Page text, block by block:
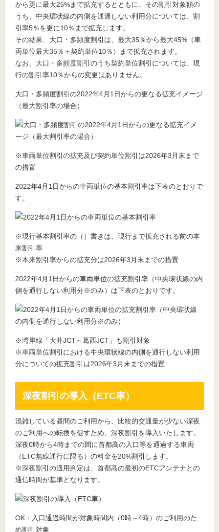
から更に最大25%まで拡充するとともに、その割引対象額の
うち、中央環状線の内側を通過しない利用分については、割
引率5％を更に10％まで拡充します。
その結果、大口・多頻度割引は、最大35％から最大45%（車
両単位最大35％＋契約単位10％）まで拡充されます。
なお、大口・多頻度割引のうち契約単位割引については、現
行の割引率10％からの変更はありません。
大口・多頻度割引の2022年4月1日からの更なる拡充イメージ
（最大割引率の場合）
※車両単位割引の拡充及び契約単位割引は2026年3月末まで
の措置
2022年4月1日からの車両単位の基本割引率は下表のとおりで
す。
※現行基本割引率の（）書きは、現行まで拡充される前の本
来割引率
※本来割引率からの拡充分は2026年3月末までの措置
2022年4月1日からの車両単位の拡充割引率（中央環状線の内
側を通行しない利用分※のみ）は下表のとおりです。
※湾岸線「大井JCT～葛西JCT」も割引対象
※車両単位割引における中央環状線の内側を通行しない利用
分についての拡充割引は2026年3月末までの措置
深夜割引の導入（ETC車）
混雑している昼間のご利用から、比較的交通量が少ない深夜
のご利用への転換を促すため、深夜割引を導入いたします。
深夜0時から4時までの間に首都高の入口等を通過する車両
（ETC無線通行に限る）の料金を20%割引します。
※深夜割引の適用判定は、首都高の最初のETCアンテナとの
通信時間が基準となります。
OK：入口通過時間が対象時間内（0時～4時）のご利用のた
め割引対象